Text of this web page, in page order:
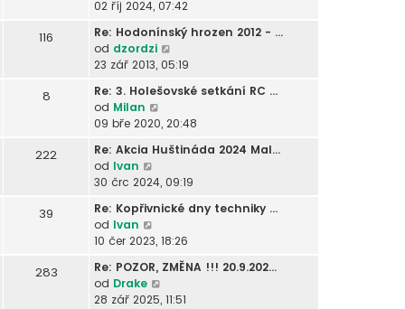
e
k
s
ě
v
e
k
p
ř
í
s
ě
v
e
k
e
n
p
ř
s
ě
e
k
s
l
e
n
p
ř
s
ě
e
k
z
i
t
p
s
e
d
n
p
ř
s
ě
e
o
r
a
z
i
p
s
e
n
p
ř
s
02 říj 2024, 07:42
116
Re: Hodonínský hrozen 2012 - …
od dzordzi
o
r
z
i
p
s
e
n
23 zář 2013, 05:19
8
Re: 3. Holešovské setkání RC …
od Milan
o
r
z
i
p
s
l
e
09 bře 2020, 20:48
222
Re: Akcia Huštináda 2024 Mal…
od Ivan
o
r
z
i
t
p
30 črc 2024, 09:19
39
Re: Kopřivnické dny techniky …
od Ivan
o
r
a
z
10 čer 2023, 18:26
283
Re: POZOR, ZMĚNA !!! 20.9.202…
od Drake
o
28 zář 2025, 11:51